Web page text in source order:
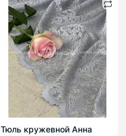
Тюль кружевной Анна